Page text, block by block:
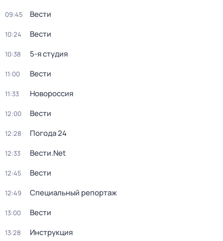
09:45 Вести
10:24 Вести
10:38 5-я студия
11:00 Вести
11:33 Новороссия
12:00 Вести
12:28 Погода 24
12:33 Вести.Net
12:45 Вести
12:49 Специальный репортаж
13:00 Вести
13:28 Инструкция